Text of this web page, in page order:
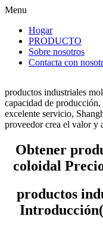
Menu
Hogar
PRODUCTO
Sobre nosotros
Contacta con
productos industriales
capacidad de
excelente servicio,
proveedor crea el valor y
Obtener
coloidal
productos
Introducción(